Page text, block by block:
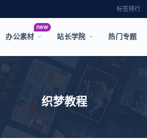
标签排行
办公素材
new
站长学院 热门专题
织梦教程